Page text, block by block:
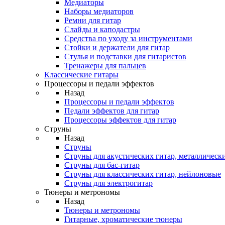
Медиаторы
Наборы медиаторов
Ремни для гитар
Слайды и каподастры
Средства по уходу за инструментами
Стойки и держатели для гитар
Стулья и подставки для гитаристов
Тренажеры для пальцев
Классические гитары
Процессоры и педали эффектов
Назад
Процессоры и педали эффектов
Педали эффектов для гитар
Процессоры эффектов для гитар
Струны
Назад
Струны
Струны для акустических гитар,
Струны для бас-гитар
Струны для классических гитар, нейлоновые
Струны для электрогитар
Тюнеры и метрономы
Назад
Тюнеры и метрономы
Гитарные, хроматические тюнеры